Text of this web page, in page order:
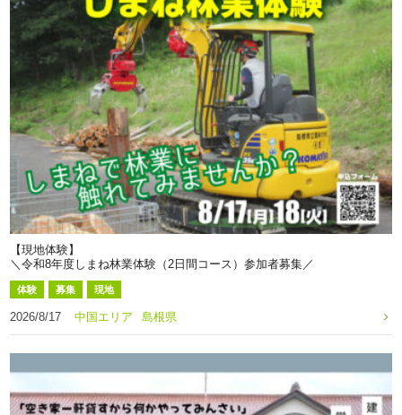
【現地体験】
＼令和8年度しまね林業体験（2日間コース）参加者募集／
体験 募集 現地
2026/8/17 中国エリア 島根県